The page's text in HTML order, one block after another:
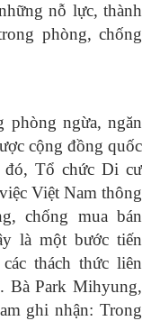
nỗ lực, thành
phòng, chống
phòng ngừa, ngăn
cộng đồng quốc
đó, Tổ chức Di cư
Việt Nam thông
chống mua bán
là một bước tiến
thách thức liên
Bà Park Mihyung,
ghi nhận: Trong